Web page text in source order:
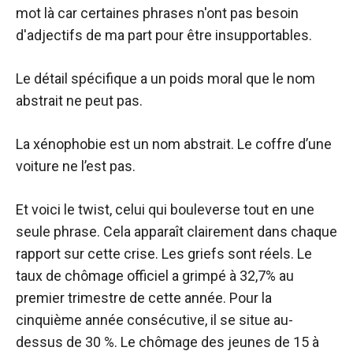
mot là car certaines phrases n'ont pas besoin
d'adjectifs de ma part pour être insupportables.
Le détail spécifique a un poids moral que le nom
abstrait ne peut pas.
La xénophobie est un nom abstrait. Le coffre d’une
voiture ne l’est pas.
Et voici le twist, celui qui bouleverse tout en une
seule phrase. Cela apparaît clairement dans chaque
rapport sur cette crise. Les griefs sont réels. Le
taux de chômage officiel a grimpé à 32,7% au
premier trimestre de cette année. Pour la
cinquième année consécutive, il se situe au-
dessus de 30 %. Le chômage des jeunes de 15 à